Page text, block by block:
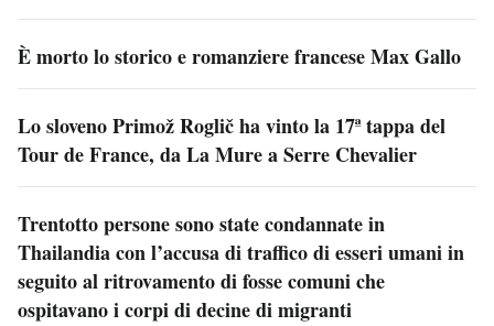
È morto lo storico e romanziere francese Max Gallo
Lo sloveno Primož Roglič ha vinto la 17ª tappa del
Tour de France, da La Mure a Serre Chevalier
Trentotto persone sono state condannate in
Thailandia con l’accusa di traffico di esseri umani in
seguito al ritrovamento di fosse comuni che
ospitavano i corpi di decine di migranti